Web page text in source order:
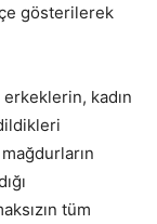
gösterilerek
kadın
tüm